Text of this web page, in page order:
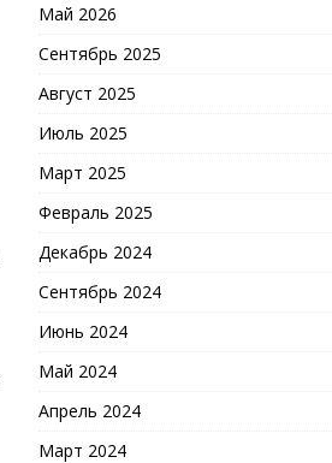
Май 2026
Сентябрь 2025
Август 2025
Июль 2025
Март 2025
Февраль 2025
Декабрь 2024
Сентябрь 2024
Июнь 2024
Май 2024
Апрель 2024
Март 2024